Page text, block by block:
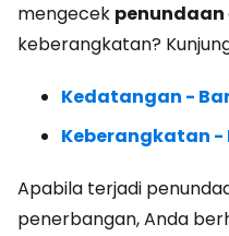
mengecek penundaan
keberangkatan?
Kedatangan -
Keberangkatan -
Apabila terjadi
penerbangan, Anda